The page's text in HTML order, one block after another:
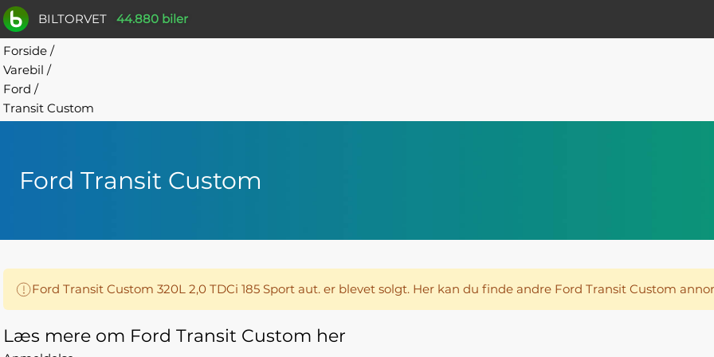
BILTORVET 44.880 biler
Forside /
Varebil /
Ford /
Transit Custom
Ford Transit Custom
Ford Transit Custom 320L 2,0 TDCi 185 Sport aut. er blevet solgt. Her kan du finde andre Ford Transit Custom
Læs mere om Ford Transit Custom her